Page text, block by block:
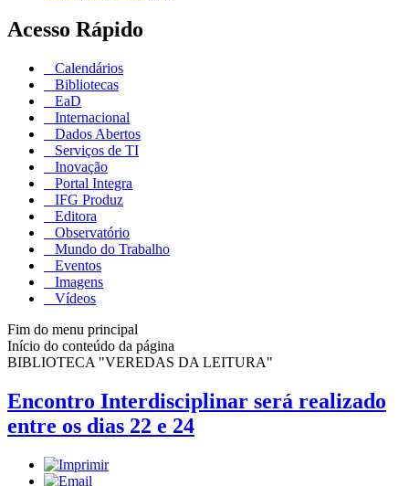
Acesso Rápido
Calendários
Bibliotecas
EaD
Internacional
Dados Abertos
Serviços de TI
Inovação
Portal Integra
IFG Produz
Editora
Observatório
Mundo do Trabalho
Eventos
Imagens
Vídeos
Fim do menu principal
Início do conteúdo da página
BIBLIOTECA "VEREDAS DA LEITURA"
Encontro Interdisciplinar será realizado
entre os dias 22 e 24